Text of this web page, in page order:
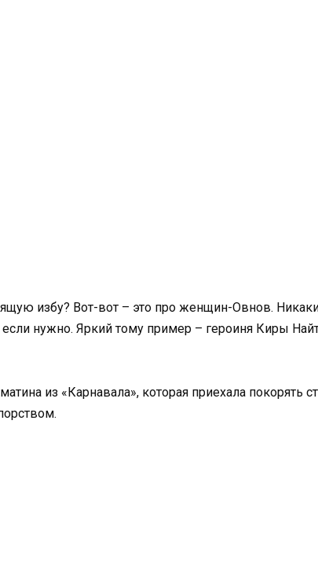
избу? Вот-вот – это про женщин-Овнов.
нужно. Яркий тому пример – героиня Киры
из «Карнавала», которая приехала покорять